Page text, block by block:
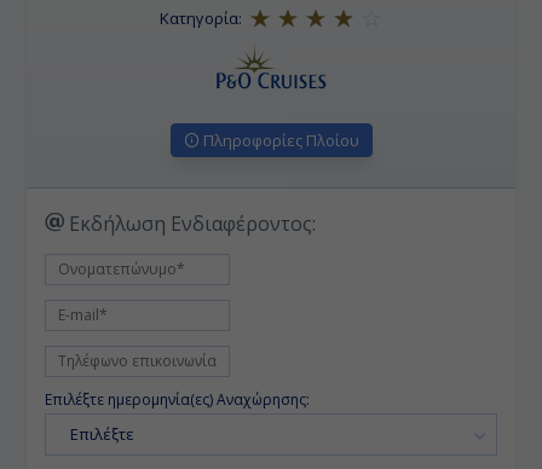
Κατηγορία:
Πληροφορίες Πλοίου
Εκδήλωση Ενδιαφέροντος:
Επιλέξτε ημερομηνία(ες) Αναχώρησης:
Επιλέξτε